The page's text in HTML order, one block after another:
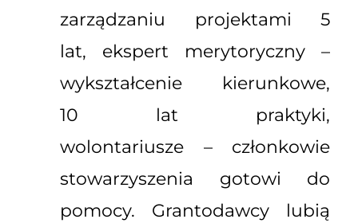
zarządzaniu projektami 5
lat, ekspert merytoryczny –
wykształcenie kierunkowe,
10 lat praktyki,
wolontariusze – członkowie
stowarzyszenia gotowi do
pomocy. Grantodawcy lubią